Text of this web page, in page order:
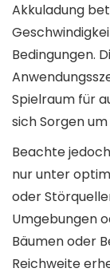
Akkuladung
Bedingungen.
Spielraum für
sich Sorgen
Beachte
nur unter
oder
Umgebungen
Bäumen oder
Reichweite